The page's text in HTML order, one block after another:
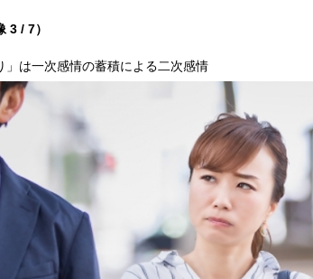
3 / 7）
」は一次感情の蓄積による二次感情